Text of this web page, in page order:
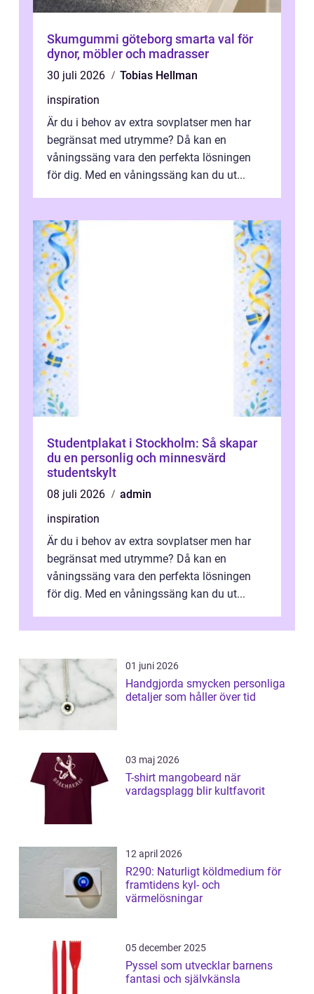
Skumgummi göteborg smarta val för
dynor, möbler och madrasser
30 juli 2026
Tobias Hellman
inspiration
Är du i behov av extra sovplatser men har
begränsat med utrymme? Då kan en
våningssäng vara den perfekta lösningen
för dig. Med en våningssäng kan du ut...
Studentplakat i Stockholm: Så skapar
du en personlig och minnesvärd
studentskylt
08 juli 2026
admin
inspiration
Är du i behov av extra sovplatser men har
begränsat med utrymme? Då kan en
våningssäng vara den perfekta lösningen
för dig. Med en våningssäng kan du ut...
01 juni 2026
Handgjorda smycken personliga
detaljer som håller över tid
03 maj 2026
T-shirt mangobeard när
vardagsplagg blir kultfavorit
12 april 2026
R290: Naturligt köldmedium för
framtidens kyl- och
värmelösningar
05 december 2025
Pyssel som utvecklar barnens
fantasi och självkänsla